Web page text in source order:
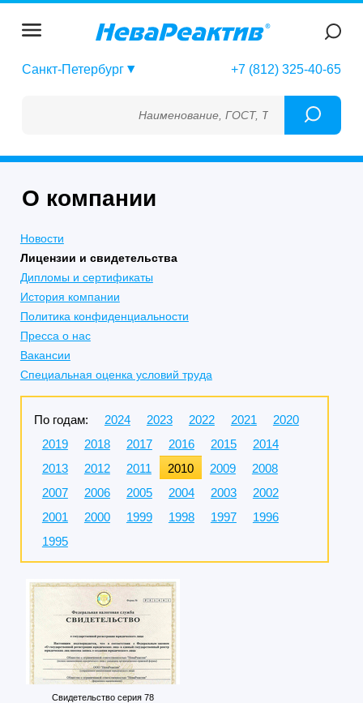
Санкт-Петербург +7 (812) 325-40-65
Наименование, ГОСТ, ТУ, ГСО, МСО, ОСО,
О компании
Новости
Лицензии и свидетельства
Дипломы и сертификаты
История компании
Политика конфиденциальности
Пресса о нас
Вакансии
Специальная оценка условий труда
По годам: 2024 2023 2022 2021
2020
2019
2018 2017 2016 2015
2014
2013
2012 2011 2010 2009
2008
2007
2006 2005 2004 2003
2002
2001
2000 1999 1998 1997
1996
1995
Свидетельство серия 78